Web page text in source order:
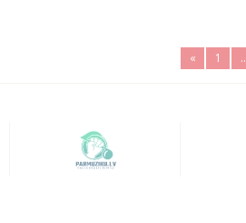
« 1 ..